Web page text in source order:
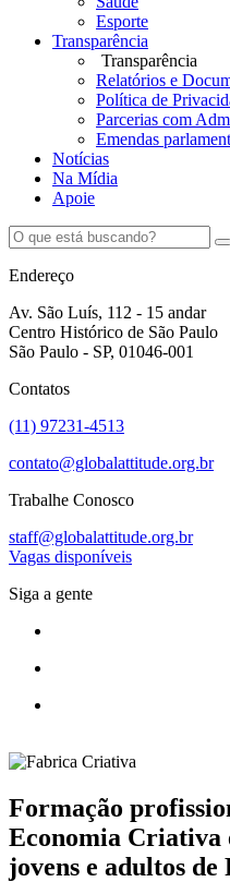
Esporte
Transparência
Transparência
Relatórios e
Política de
Parcerias com
Emendas
Notícias
Na Mídia
Apoie
Endereço
Av. São Luís, 112 - 15 andar
Centro Histórico de São Paulo
São Paulo - SP, 01046-001
Contatos
(11) 97231-4513
contato@globalattitude.org.br
Trabalhe Conosco
staff@globalattitude.org.br
Vagas disponíveis
Siga a gente
Formação
Economia Criativa
jovens e adultos de